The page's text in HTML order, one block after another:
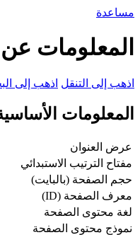
مساعدة
المعلومات
اذهب إلى التنقل اذهب إلى
المعلومات
عرض العنوان
مفتاح الترتيب الاستبدائي
حجم الصفحة (بالبايت)
معرف الصفحة (ID)
لغة محتوى الصفحة
نموذج محتوى الصفحة